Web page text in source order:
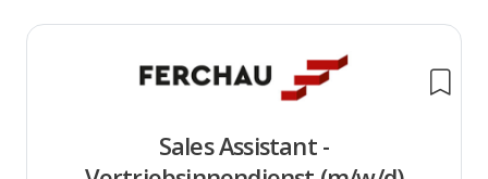
Sales Assistant -